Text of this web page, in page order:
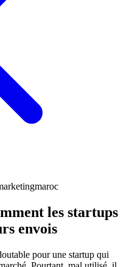
maroc
les startups
envois
pour une startup qui